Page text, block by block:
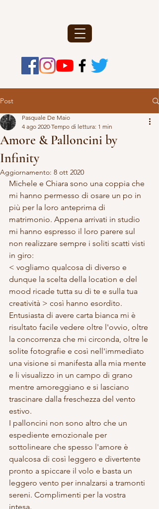
Post
Amore & Palloncini by
Infinity
Pasquale De Maio
4 ago 2020 Tempo di lettura: 1 min
Aggiornamento: 8 ott 2020
Michele e Chiara sono una coppia che
mi hanno permesso di osare un po in
più per la loro anteprima di
matrimonio. Appena arrivati in studio
mi hanno espresso il loro parere sul
non realizzare sempre i soliti scatti visti
in giro:
< vogliamo qualcosa di diverso e
dunque la scelta della location e del
mood ricade tutta su di te e sulla tua
creatività > così hanno esordito.
Entusiasta di avere carta bianca mi è
risultato facile vedere oltre l'ovvio, oltre
la concorrenza che mi circonda, oltre le
solite fotografie e così nell'immediato
una visione si manifesta alla mia mente
e li visualizzo in un campo di grano
mentre amoreggiano e si lasciano
trascinare dalla freschezza del vento
estivo.
I palloncini non sono altro che un
espediente emozionale per
sottolineare che spesso l'amore è
qualcosa di così leggero e divertente
pronto a spiccare il volo e basta un
leggero vento per innalzarsi a tramonti
sereni. Complimenti per la vostra
intesa.